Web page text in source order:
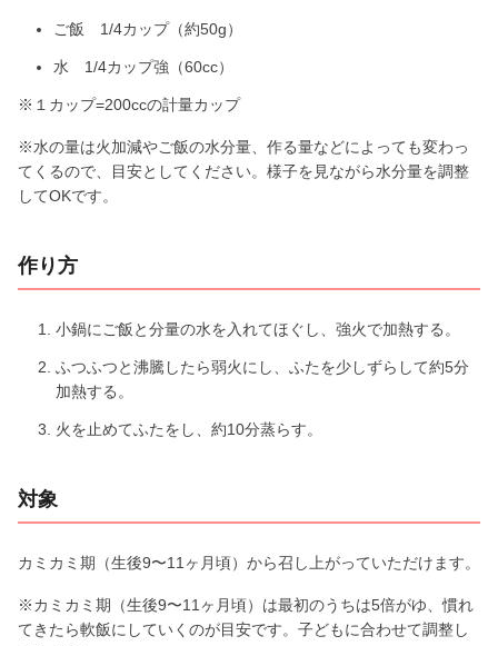
ご飯 1/4カップ（約50g）
水 1/4カップ強（60cc）
※１カップ=200ccの計量カップ
※水の量は火加減やご飯の水分量、作る量などによっても変わっ
てくるので、目安としてください。様子を見ながら水分量を調整
してOKです。
作り方
小鍋にご飯と分量の水を入れてほぐし、強火で加熱する。
ふつふつと沸騰したら弱火にし、ふたを少しずらして約5分
加熱する。
火を止めてふたをし、約10分蒸らす。
対象
カミカミ期（生後9〜11ヶ月頃）から召し上がっていただけます。
※カミカミ期（生後9〜11ヶ月頃）は最初のうちは5倍がゆ、慣れ
てきたら軟飯にしていくのが目安です。子どもに合わせて調整し